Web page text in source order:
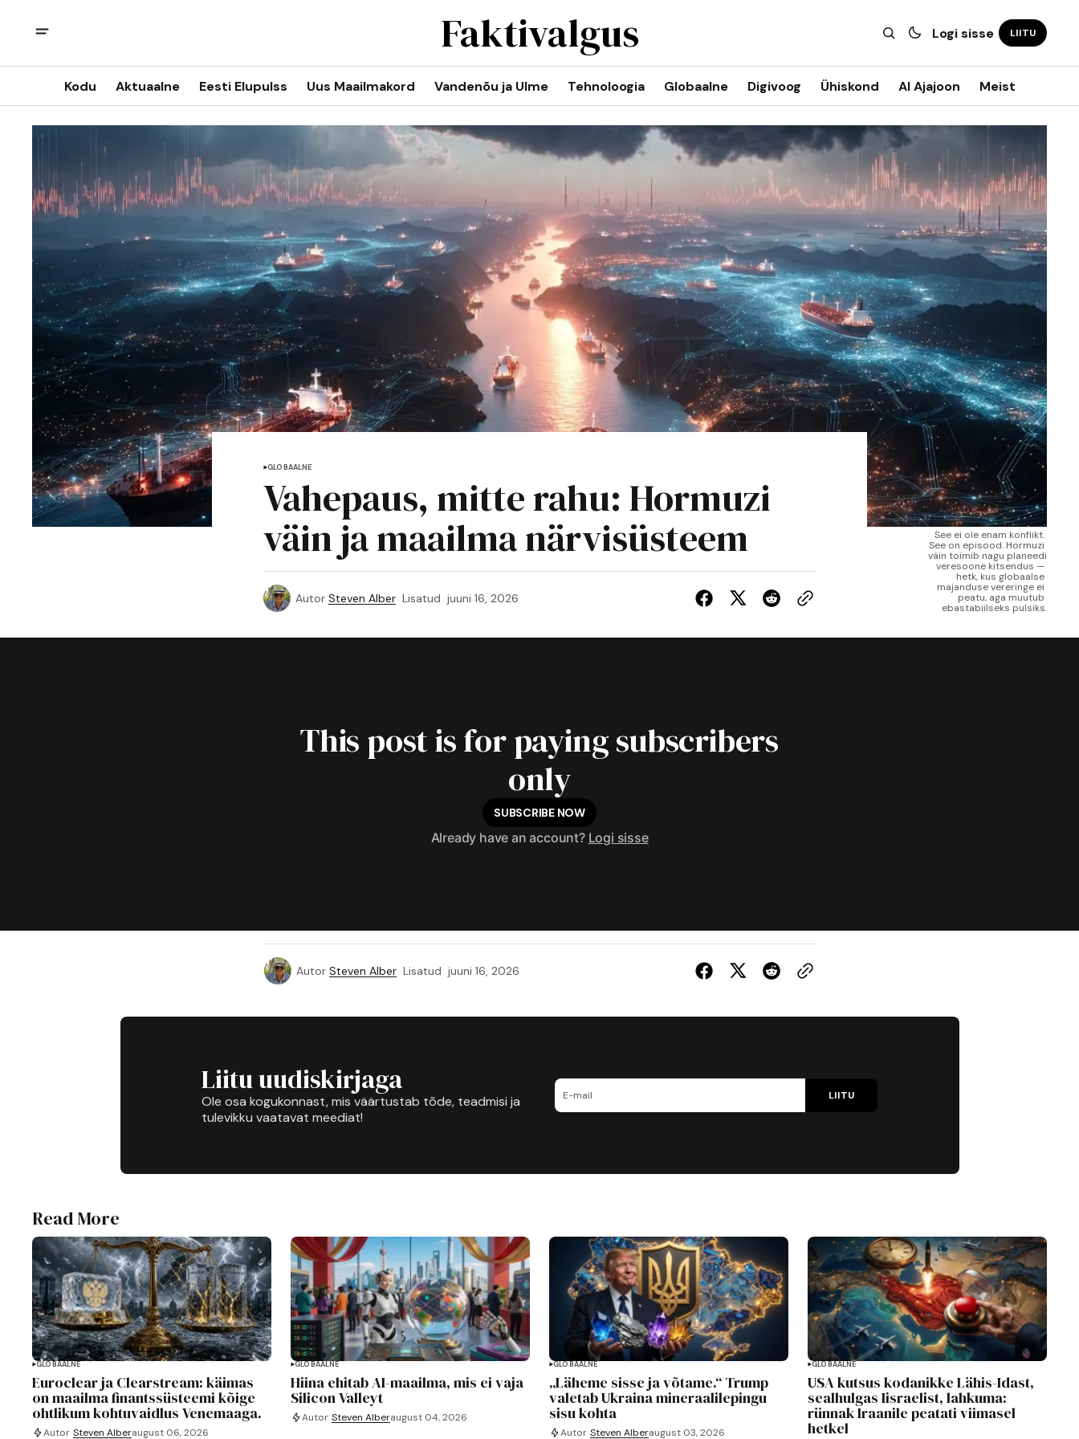
Faktivalgus Logi sisse LIITU
Kodu Aktuaalne Eesti Elupulss Uus Maailmakord Vandenõu ja Ulme Tehnoloogia Globaalne Digivoog Ühiskond AI Ajajoon Meist
See ei ole enam konflikt.
See on episood. Hormuzi
väin toimib nagu planeedi
veresoone kitsendus —
hetk, kus globaalse
majanduse vereringe ei
peatu, aga muutub
ebastabiilseks pulsiks.
GLOBAALNE
Vahepaus, mitte rahu: Hormuzi
väin ja maailma närvisüsteem
Autor Steven Alber Lisatud juuni 16, 2026
This post is for paying subscribers
only
SUBSCRIBE NOW
Already have an account? Logi sisse
Autor Steven Alber Lisatud juuni 16, 2026
Liitu uudiskirjaga
Ole osa kogukonnast, mis väärtustab tõde, teadmisi ja
tulevikku vaatavat meediat!
LIITU
Read More
GLOBAALNE
Euroclear ja Clearstream: käimas
on maailma finantssüsteemi kõige
ohtlikum kohtuvaidlus Venemaaga.
Autor Steven Alberaugust 06, 2026
GLOBAALNE
Hiina ehitab AI-maailma, mis ei vaja
Silicon Valleyt
Autor Steven Alberaugust 04, 2026
GLOBAALNE
„Läheme sisse ja võtame.“ Trump
valetab Ukraina mineraalilepingu
sisu kohta
Autor Steven Alberaugust 03, 2026
GLOBAALNE
USA kutsus kodanikke Lähis-Idast,
sealhulgas Iisraelist, lahkuma:
rünnak Iraanile peatati viimasel
hetkel